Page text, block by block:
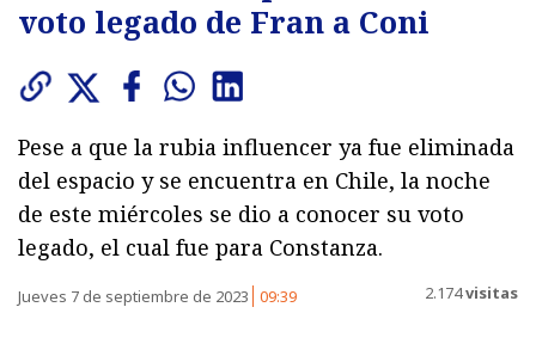
voto legado de Fran a Coni
Pese a que la rubia influencer ya fue eliminada
del espacio y se encuentra en Chile, la noche
de este miércoles se dio a conocer su voto
legado, el cual fue para Constanza.
Jueves 7 de septiembre de 2023 09:39 2.174visitas